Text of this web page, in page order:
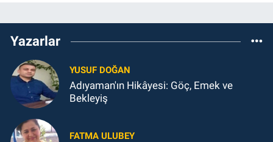
Yazarlar
YUSUF DOĞAN
Adıyaman'ın Hikâyesi: Göç, Emek ve
Bekleyiş
FATMA ULUBEY